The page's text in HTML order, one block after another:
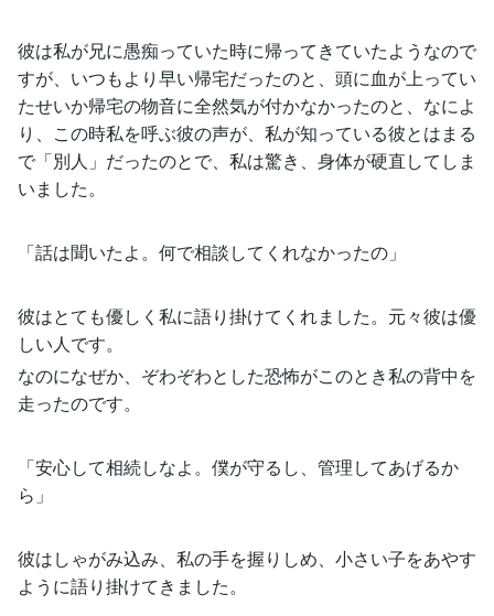
彼は私が兄に愚痴っていた時に帰ってきていたようなので
すが、いつもより早い帰宅だったのと、頭に血が上ってい
たせいか帰宅の物音に全然気が付かなかったのと、なによ
り、この時私を呼ぶ彼の声が、私が知っている彼とはまる
で「別人」だったのとで、私は驚き、身体が硬直してしま
いました。
「話は聞いたよ。何で相談してくれなかったの」
彼はとても優しく私に語り掛けてくれました。元々彼は優
しい人です。
なのになぜか、ぞわぞわとした恐怖がこのとき私の背中を
走ったのです。
「安心して相続しなよ。僕が守るし、管理してあげるか
ら」
彼はしゃがみ込み、私の手を握りしめ、小さい子をあやす
ように語り掛けてきました。